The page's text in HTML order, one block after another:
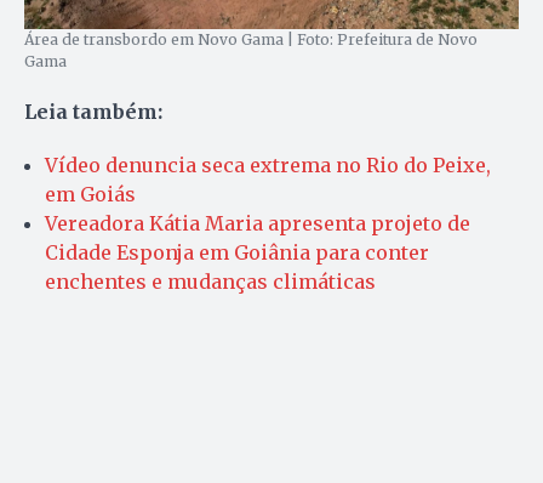
Área de transbordo em Novo Gama | Foto: Prefeitura de Novo
Gama
Leia também:
Vídeo denuncia seca extrema no Rio do Peixe,
em Goiás
Vereadora Kátia Maria apresenta projeto de
Cidade Esponja em Goiânia para conter
enchentes e mudanças climáticas